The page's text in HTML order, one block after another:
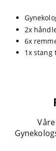
2x
6x
1x stang